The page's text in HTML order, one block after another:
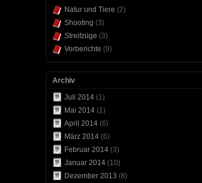
Natur und Tiere (2)
Shooting (3)
Streifzüge (3)
Vorberichte (9)
Archiv
Juli 2014 (1)
Mai 2014 (1)
April 2014 (6)
März 2014 (6)
Februar 2014 (3)
Januar 2014 (10)
Dezember 2013 (8)